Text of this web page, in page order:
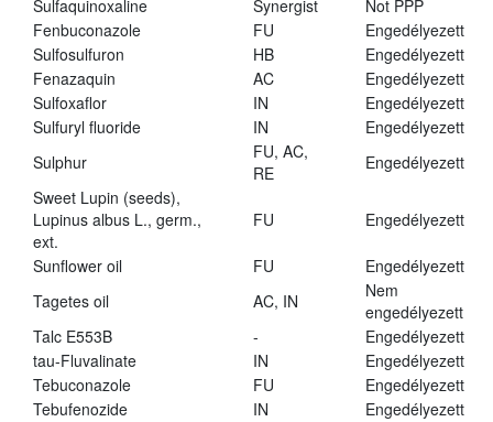
Sulfaquinoxaline
Synergist
Not PPP
Fenbuconazole
FU
Engedélyezett
Sulfosulfuron
HB
Engedélyezett
Fenazaquin
AC
Engedélyezett
Sulfoxaflor
IN
Engedélyezett
Sulfuryl fluoride
IN
Engedélyezett
Sulphur
FU, AC,
RE
Engedélyezett
Sweet Lupin (seeds),
Lupinus albus L., germ.,
ext.
FU Engedélyezett
Sunflower oil FU
Engedélyezett
Tagetes oil
AC, IN
Nem
engedélyezett
Talc E553B
-
Engedélyezett
tau-Fluvalinate
IN
Engedélyezett
Tebuconazole
FU
Engedélyezett
Tebufenozide
IN Engedélyezett